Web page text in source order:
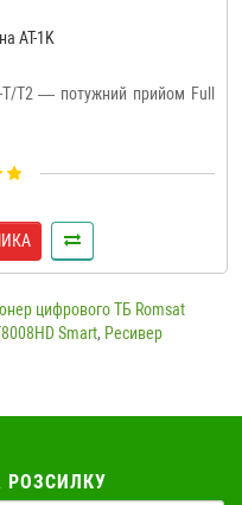
AT-1K
T/T2 — потужний прийом Full
цифрового ТБ Romsat
Smart, Ресивер
РОЗСИЛКУ